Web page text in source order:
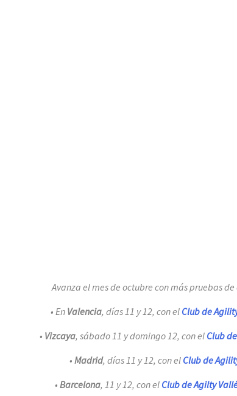
Avanza el mes de octubre con más pruebas de
• En Valencia, días 11 y 12, con el Club de
• Vizcaya, sábado 11 y domingo 12, con el Club
•Madrid, días 11 y 12, con el Club de
• Barcelona, 11 y 12, con el Club de Agilty